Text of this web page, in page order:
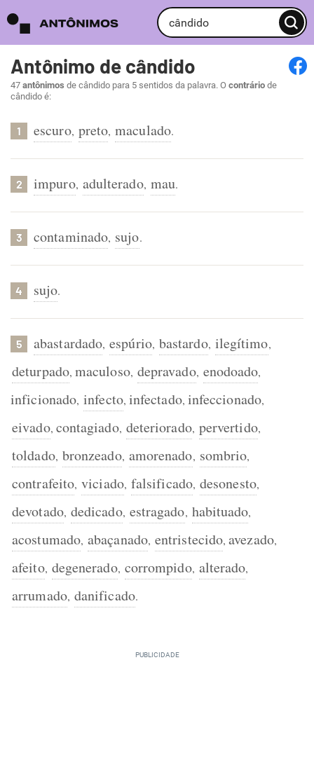
Antônimo de cândido
47 antônimos de cândido para 5 sentidos da palavra. O contrário de
cândido é:
1 escuro, preto, maculado.
2 impuro, adulterado, mau.
3 contaminado, sujo.
4 sujo.
5 abastardado, espúrio, bastardo, ilegítimo,
deturpado, maculoso, depravado, enodoado,
inficionado, infecto, infectado, infeccionado,
eivado, contagiado, deteriorado, pervertido,
toldado, bronzeado, amorenado, sombrio,
contrafeito, viciado, falsificado, desonesto,
devotado, dedicado, estragado, habituado,
acostumado, abaçanado, entristecido,avezado,
afeito, degenerado, corrompido, alterado,
arrumado, danificado.